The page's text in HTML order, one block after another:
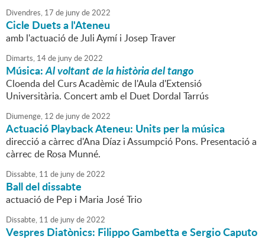
Divendres, 17 de junyde2022
Cicle Duets a l'Ateneu
amb l'actuació de Juli Aymí i Josep Traver
Dimarts, 14de junyde2022
Música:Al voltant de la història del tango
Cloenda del Curs Acadèmic de l'Aula d'Extensió
Universitària. Concert amb el Duet Dordal Tarrús
Diumenge, 12 de junyde2022
Actuació Playback Ateneu: Units per la música
direcció a càrrec d'Ana Díaz i Assumpció Pons. Presentació a
càrrec de Rosa Munné.
Dissabte, 11 de junyde2022
Ball del dissabte
actuació de Pep i Maria José Trio
Dissabte, 11 de junyde2022
Vespres Diatònics: Filippo Gambetta e Sergio Caputo